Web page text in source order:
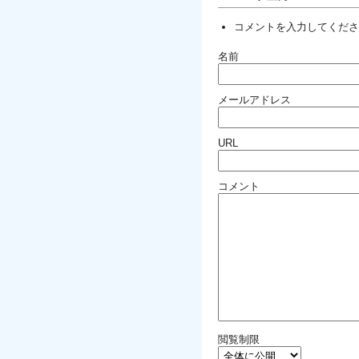
コメントを入力してくださ
名前
メールアドレス
URL
コメント
閲覧制限